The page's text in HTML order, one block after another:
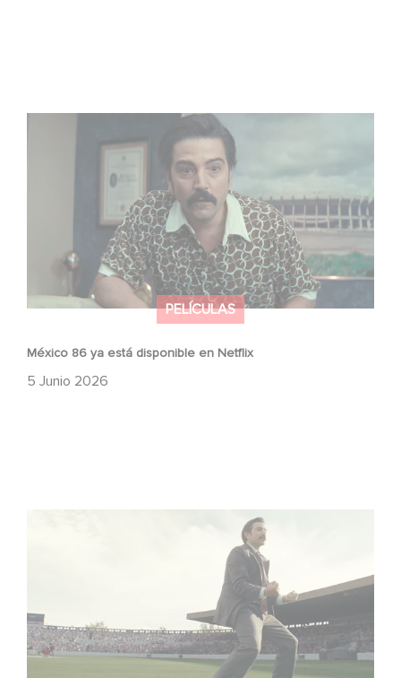
PELÍCULAS
México 86 ya está disponible en Netflix
5 Junio 2026
México 86 ya está disponible en Netflix
Mexico 86: descubre el tráiler de la nueva producción de